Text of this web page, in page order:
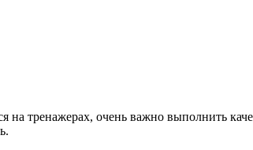
на тренажерах, очень важно выполнить